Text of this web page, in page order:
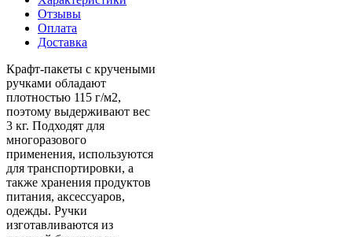
Отзывы
Оплата
Доставка
Крафт-пакеты с кручеными
ручками обладают
плотностью 115 г/м2,
поэтому выдерживают вес
3 кг. Подходят для
многоразового
применения, используются
для транспортировки, а
также хранения продуктов
питания, аксессуаров,
одежды. Ручки
изготавливаются из